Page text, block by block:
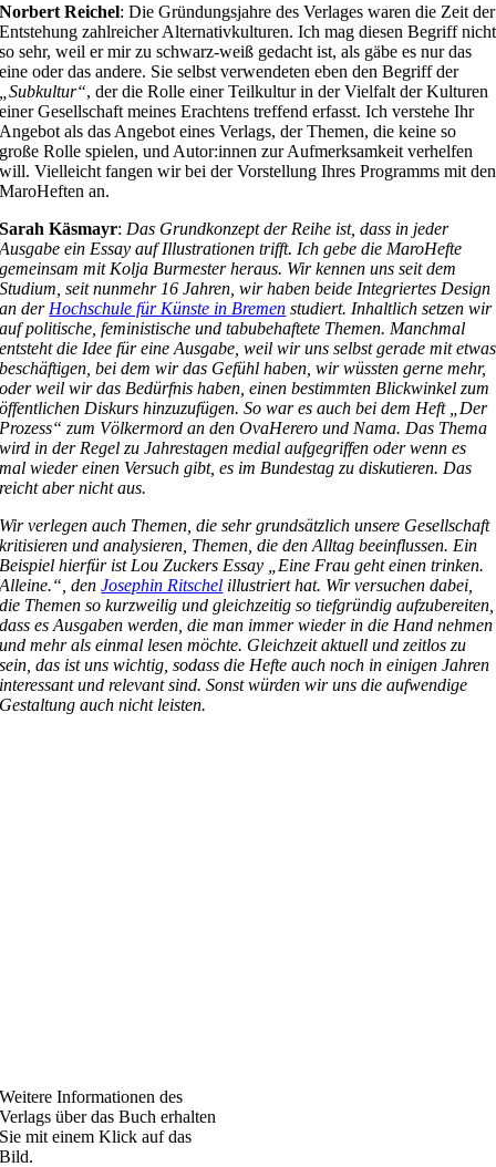
Norbert Reichel: Die Gründungsjahre des Verlages waren die Zeit der
Entstehung zahlreicher Alternativkulturen. Ich mag diesen Begriff nicht
so sehr, weil er mir zu schwarz-weiß gedacht ist, als gäbe es nur das
eine oder das andere. Sie selbst verwendeten eben den Begriff der
„Subkultur“, der die Rolle einer Teilkultur in der Vielfalt der Kulturen
einer Gesellschaft meines Erachtens treffend erfasst. Ich verstehe Ihr
Angebot als das Angebot eines Verlags, der Themen, die keine so
große Rolle spielen, und Autor:innen zur Aufmerksamkeit verhelfen
will. Vielleicht fangen wir bei der Vorstellung Ihres Programms mit den
MaroHeften an.
Sarah Käsmayr: Das Grundkonzept der Reihe ist, dass in jeder
Ausgabe ein Essay auf Illustrationen trifft. Ich gebe die MaroHefte
gemeinsam mit Kolja Burmester heraus. Wir kennen uns seit dem
Studium, seit nunmehr 16 Jahren, wir haben beide Integriertes Design
an der Hochschule für Künste in Bremen studiert. Inhaltlich setzen wir
auf politische, feministische und tabubehaftete Themen. Manchmal
entsteht die Idee für eine Ausgabe, weil wir uns selbst gerade mit etwas
beschäftigen, bei dem wir das Gefühl haben, wir wüssten gerne mehr,
oder weil wir das Bedürfnis haben, einen bestimmten Blickwinkel zum
öffentlichen Diskurs hinzuzufügen. So war es auch bei dem Heft „Der
Prozess“ zum Völkermord an den OvaHerero und Nama. Das Thema
wird in der Regel zu Jahrestagen medial aufgegriffen oder wenn es
mal wieder einen Versuch gibt, es im Bundestag zu diskutieren. Das
reicht aber nicht aus.
Wir verlegen auch Themen, die sehr grundsätzlich unsere Gesellschaft
kritisieren und analysieren, Themen, die den Alltag beeinflussen. Ein
Beispiel hierfür ist Lou Zuckers Essay „Eine Frau geht einen trinken.
Alleine.“, denJosephin Ritschel illustriert hat. Wir versuchen dabei,
die Themen so kurzweilig und gleichzeitig so tiefgründig aufzubereiten,
dass es Ausgaben werden, die man immer wieder in die Hand nehmen
und mehr als einmal lesen möchte. Gleichzeit aktuell und zeitlos zu
sein, das ist uns wichtig, sodass die Hefte auch noch in einigen Jahren
interessant und relevant sind. Sonst würden wir uns die aufwendige
Gestaltung auch nicht leisten.
Weitere Informationen des
Verlags über das Buch erhalten
Sie mit einem Klick auf das
Bild.